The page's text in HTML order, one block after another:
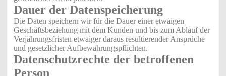
Dauer der Datenspeicherung
Die Daten speichern wir für die Dauer einer etwaigen
Geschäftsbeziehung mit dem Kunden und bis zum Ablauf der
Verjährungsfristen etwaiger daraus resultierender Ansprüche
und gesetzlicher Aufbewahrungspflichten.
Datenschutzrechte der betroffenen
Person